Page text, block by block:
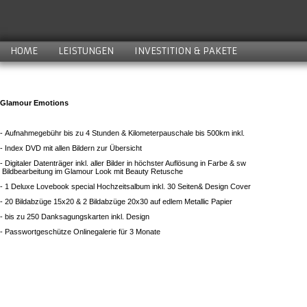
HOME LEISTUNGEN INVESTITION & PAKETE
Glamour Emotions
- Aufnahmegebühr bis zu 4 Stunden & Kilometerpauschale bis 500km inkl.
- Index DVD mit allen Bildern zur Übersicht
- Digitaler Datenträger inkl. aller Bilder in höchster Auflösung in Farbe & sw
Bildbearbeitung im Glamour Look mit Beauty Retusche
- 1 Deluxe Lovebook special Hochzeitsalbum inkl. 30 Seiten& Design Cover
- 20 Bildabzüge 15x20 & 2 Bildabzüge 20x30 auf edlem Metallic Papier
- bis zu 250 Danksagungskarten inkl. Design
- Passwortgeschütze Onlinegalerie für 3 Monate